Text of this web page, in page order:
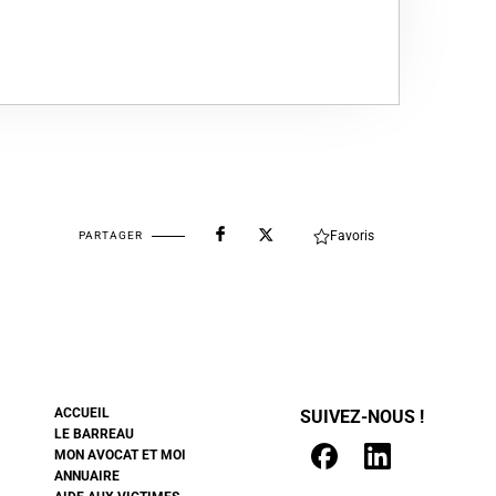
PARTAGER Favoris
ACCUEIL
LE BARREAU
MON AVOCAT ET MOI
ANNUAIRE
SUIVEZ-NOUS !